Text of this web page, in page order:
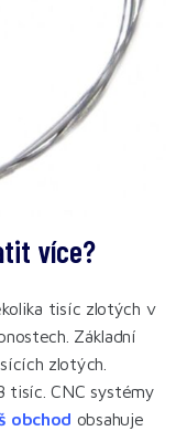
více?
tisíc zlotých v
Základní
zlotých.
tisíc. CNC systémy
obchod obsahuje